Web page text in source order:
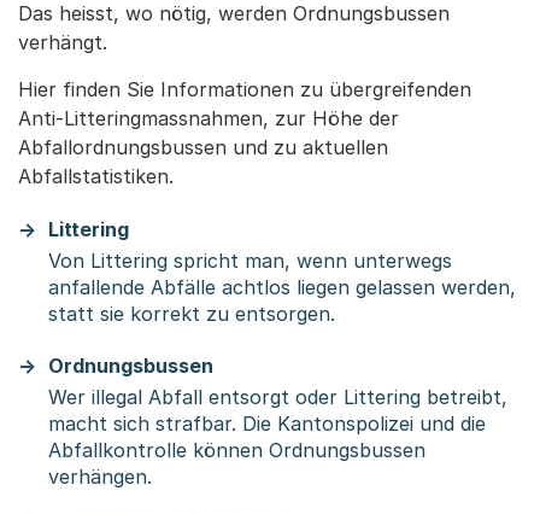
Das heisst, wo nötig, werden Ordnungsbussen
verhängt.
Hier finden Sie Informationen zu übergreifenden
Anti-Litteringmassnahmen, zur Höhe der
Abfallordnungsbussen und zu aktuellen
Abfallstatistiken.
Littering
Von Littering spricht man, wenn unterwegs
anfallende Abfälle achtlos liegen gelassen werden,
statt sie korrekt zu entsorgen.
Ordnungsbussen
Wer illegal Abfall entsorgt oder Littering betreibt,
macht sich strafbar. Die Kantonspolizei und die
Abfallkontrolle können Ordnungsbussen
verhängen.